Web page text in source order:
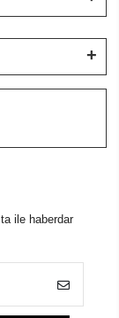
ile haberdar